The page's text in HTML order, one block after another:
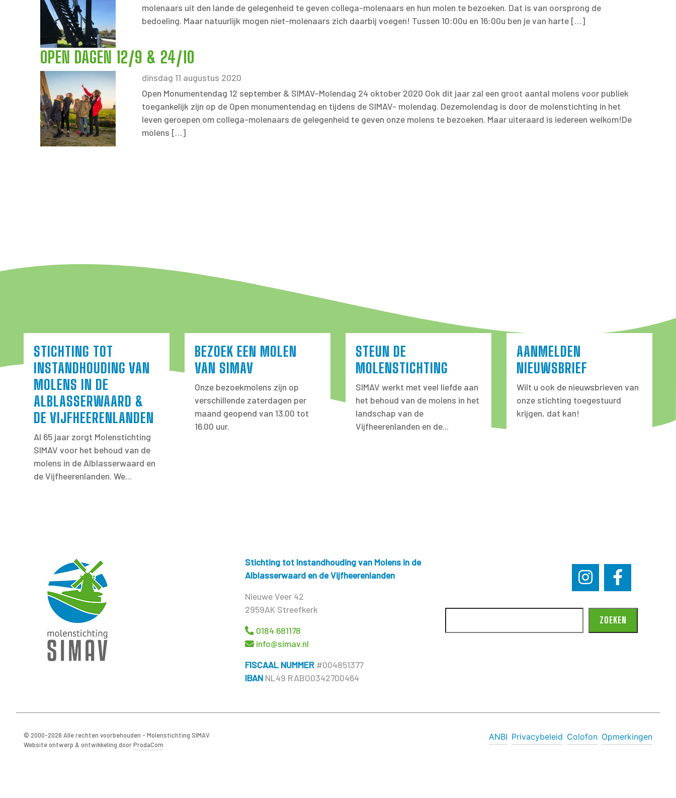
molenaars uit den lande de gelegenheid te geven collega-molenaars en hun molen te bezoeken. Dat is van oorsprong de
bedoeling. Maar natuurlijk mogen niet-molenaars zich daarbij voegen! Tussen 10:00u en 16:00u ben je van harte […]
OPEN DAGEN 12/9 & 24/10
dinsdag 11 augustus 2020
Open Monumentendag 12 september & SIMAV-Molendag 24 oktober 2020 Ook dit jaar zal een groot aantal molens voor publiek
toegankelijk zijn op de Open monumentendag en tijdens de SIMAV- molendag. Dezemolendag is door de molenstichting in het
leven geroepen om collega-molenaars de gelegenheid te geven onze molens te bezoeken. Maar uiteraard is iedereen welkom!De
molens […]
STICHTING TOT
INSTANDHOUDING VAN
MOLENS IN DE
ALBLASSERWAARD &
DE VIJFHEERENLANDEN
Al 65 jaar zorgt Molenstichting
SIMAV voor het behoud van de
molens in de Alblasserwaard en
de Vijfheerenlanden. We...
BEZOEK EEN MOLEN
VAN SIMAV
Onze bezoekmolens zijn op
verschillende zaterdagen per
maand geopend van 13.00 tot
16.00 uur.
STEUN DE
MOLENSTICHTING
SIMAV werkt met veel liefde aan
het behoud van de molens in het
landschap van de
Vijfheerenlanden en de...
AANMELDEN
NIEUWSBRIEF
Wilt u ook de nieuwsbrieven van
onze stichting toegestuurd
krijgen, dat kan!
Stichting tot Instandhouding van Molens in de
Alblasserwaard en de Vijfheerenlanden
Nieuwe Veer 42
2959AK Streefkerk
0184 681178
info@simav.nl
FISCAAL NUMMER#004851377
IBAN NL49 RABO0342700464
ZOEKEN
© 2000-2026 Alle rechten voorbehouden - Molenstichting SIMAV
Website ontwerp & ontwikkeling doorProdaCom
ANBI Privacybeleid Colofon Opmerkingen